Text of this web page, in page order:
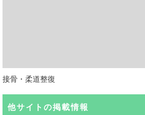
接骨・柔道整復
他サイトの掲載情報